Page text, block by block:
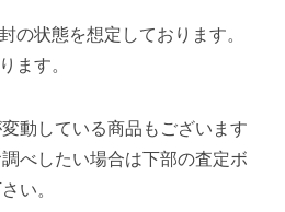
の状態を想定しております。
ます。
動している商品もございます
べしたい場合は下部の査定ボ
い。